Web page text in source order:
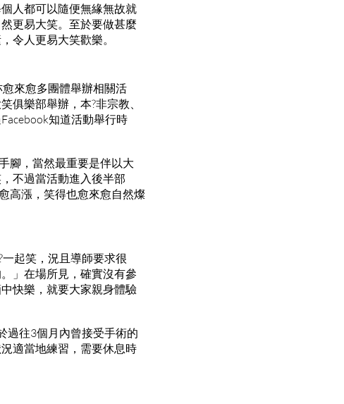
人都可以隨便無緣無故就
更易大笑。至於要做甚麼
令人更易大笑歡樂。
來愈多團體舉辦相關活
俱樂部舉辦，本?非宗教、
知道活動舉行時
腳，當然最重要是伴以大
不過當活動進入後半部
高漲，笑得也愈來愈自然燦
起笑，況且導師要求很
」在場所見，確實沒有參
快樂，就要大家親身體驗
過往3個月內曾接受手術的
適當地練習，需要休息時